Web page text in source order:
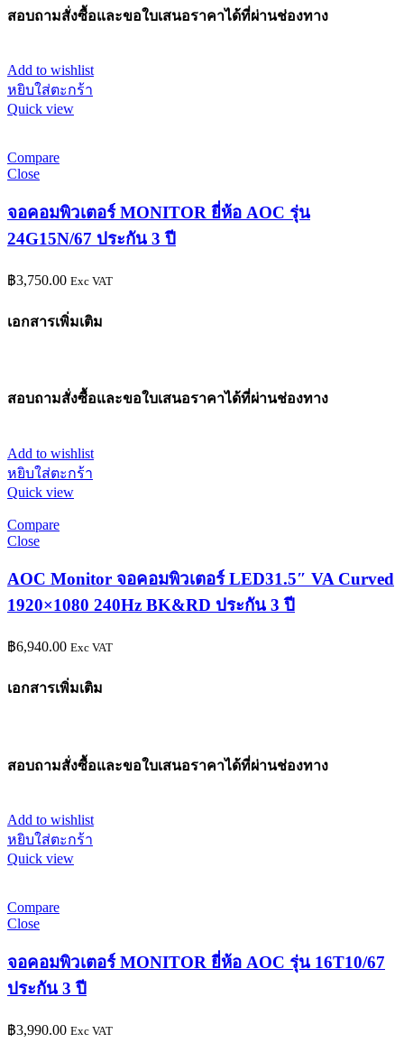
สอบถามสั่งซื้อและขอใบเสนอราคาได้ที่ผ่านช่องทาง
Add to wishlist
หยิบใส่ตะกร้า
Quick view
Compare
Close
จอคอมพิวเตอร์ MONITOR ยี่ห้อ AOC รุ่น
24G15N/67 ประกัน 3 ปี
฿3,750.00 Exc VAT
เอกสารเพิ่มเติม
สอบถามสั่งซื้อและขอใบเสนอราคาได้ที่ผ่านช่องทาง
Add to wishlist
หยิบใส่ตะกร้า
Quick view
Compare
Close
AOC Monitor จอคอมพิวเตอร์ LED31.5″ VA Curved
1920×1080 240Hz BK&RD ประกัน 3 ปี
฿6,940.00 Exc VAT
เอกสารเพิ่มเติม
สอบถามสั่งซื้อและขอใบเสนอราคาได้ที่ผ่านช่องทาง
Add to wishlist
หยิบใส่ตะกร้า
Quick view
Compare
Close
จอคอมพิวเตอร์ MONITOR ยี่ห้อ AOC รุ่น 16T10/67
ประกัน 3 ปี
฿3,990.00 Exc VAT